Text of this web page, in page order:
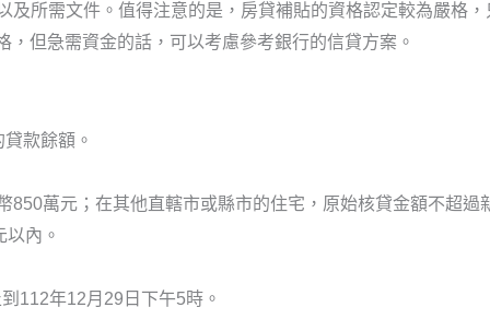
及所需文件。值得注意的是，房貸補貼的資格認定較為嚴格
但急需資金的話，可以考慮參考銀行的信貸方案。
款餘額。
850萬元；在其他直轄市或縣市的住宅，原始核貸金額不超過
內。
112年12月29日下午5時。